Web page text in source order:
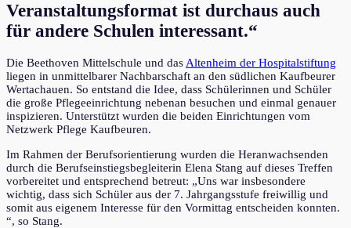
Veranstaltungsformat ist durchaus auch
für andere Schulen interessant.“
Die Beethoven Mittelschule und das Altenheim der Hospitalstiftung
liegen in unmittelbarer Nachbarschaft an den südlichen Kaufbeurer
Wertachauen. So entstand die Idee, dass Schülerinnen und Schüler
die große Pflegeeinrichtung nebenan besuchen und einmal genauer
inspizieren. Unterstützt wurden die beiden Einrichtungen vom
Netzwerk Pflege Kaufbeuren.
Im Rahmen der Berufsorientierung wurden die Heranwachsenden
durch die Berufseinstiegsbegleiterin Elena Stang auf dieses Treffen
vorbereitet und entsprechend betreut: „Uns war insbesondere
wichtig, dass sich Schüler aus der 7. Jahrgangsstufe freiwillig und
somit aus eigenem Interesse für den Vormittag entscheiden konnten.
“, so Stang.